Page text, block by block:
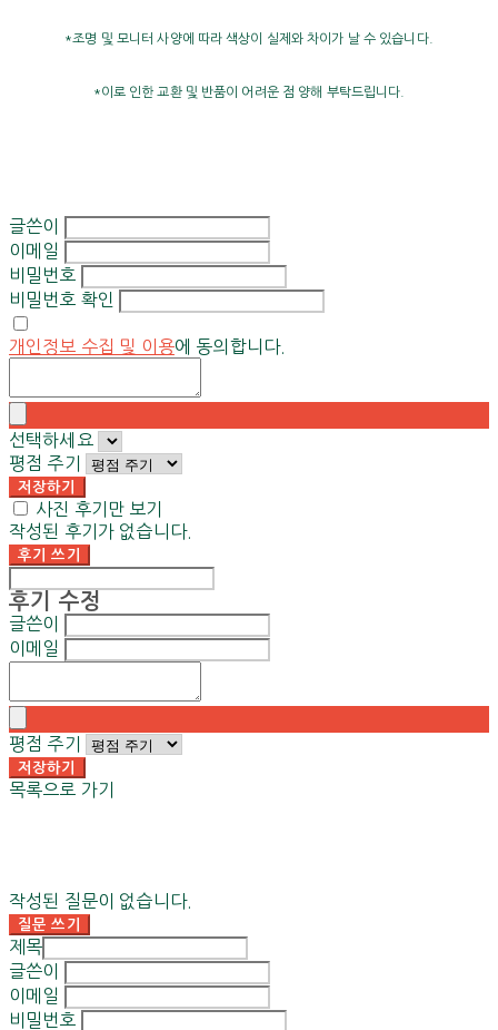
*조명 및 모니터 사양에 따라 색상이 실제와 차이가 날 수 있습니다.
*이로 인한 교환 및 반품이 어려운 점 양해 부탁드립니다.
글쓴이
이메일
비밀번호
비밀번호 확인
개인정보 수집 및 이용에 동의합니다.
선택하세요
평점 주기
저장하기
사진 후기만 보기
작성된 후기가 없습니다.
후기 쓰기
후기 수정
글쓴이
이메일
평점 주기
저장하기
목록으로 가기
작성된 질문이 없습니다.
질문 쓰기
제목
글쓴이
이메일
비밀번호